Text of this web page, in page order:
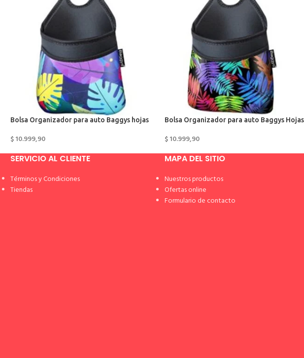
Bolsa Organizador para auto Baggys hojas
$10.999,90
Bolsa Organizador para auto Baggys Hojas
$10.999,90
SERVICIO AL CLIENTE
Términos y Condiciones
Tiendas
MAPA DEL SITIO
Nuestros productos
Ofertas online
Formulario de contacto